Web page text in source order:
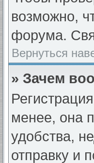
возможно,
форума.
Вернуться
» Зачем
менее, она
удобства,
отправку и